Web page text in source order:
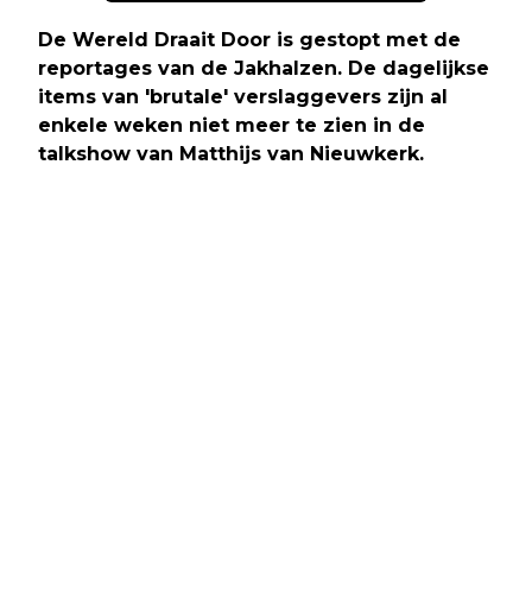
De Wereld Draait Door is gestopt met de
reportages van de Jakhalzen. De dagelijkse
items van 'brutale' verslaggevers zijn al
enkele weken niet meer te zien in de
talkshow van Matthijs van Nieuwkerk.